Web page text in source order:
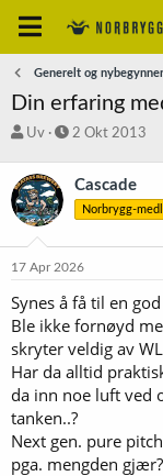
Generelt og
Din erfaring
T
å
d
s
a
r
e
r
Uv
S
r
a
t
2 Okt 2013
Cascade
Norbrygg-
17 Apr 2026
Synes å få til en
Ble ikke fornøyd
skryter veldig av
Har da alltid
da inn noe luft ved
tanken..?
Next gen. pure
pga. mengden